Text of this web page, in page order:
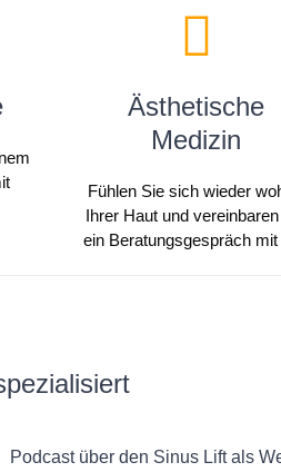
Ästhetische
Medizin
Fühlen Sie sich wieder
Ihrer Haut und
ein Beratungsgespräch mit
Podcast über den Sinus Lift als